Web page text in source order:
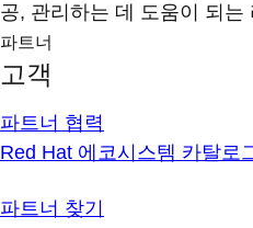
공, 관리하는 데 도움이 되
파트너
고객
파트너 협력
Red Hat 에코시스템 카탈로
파트너 찾기